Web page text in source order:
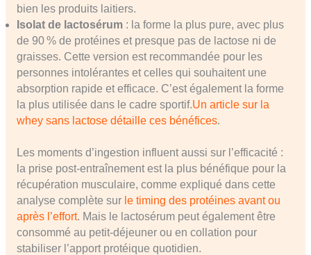
bien les produits laitiers.
Isolat de lactosérum: la forme la plus pure, avec plus
de 90 % de protéines et presque pas de lactose ni de
graisses. Cette version est recommandée pour les
personnes intolérantes et celles qui souhaitent une
absorption rapide et efficace. C’est également la forme
la plus utilisée dans le cadre sportif.Un article sur la
whey sans lactose détaille ces bénéfices.
Les moments d’ingestion influent aussi sur l’efficacité :
la prise post-entraînement est la plus bénéfique pour la
récupération musculaire, comme expliqué dans cette
analyse complète sur le timing des protéines avant ou
après l’effort. Mais le lactosérum peut également être
consommé au petit-déjeuner ou en collation pour
stabiliser l’apport protéique quotidien.